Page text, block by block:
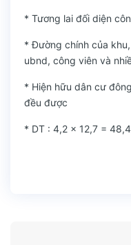
* Tương lai đối diện
* Đường chính của
ubnd, công viên và
* Hiện hữu dân cư
đều được
* DT : 4,2 x 12,7 =